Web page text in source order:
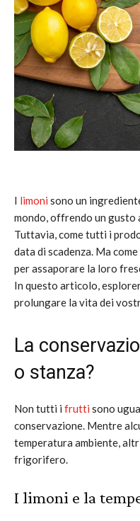
I limoni sono un
mondo, offrendo un gusto
Tuttavia, come tutti i
data di scadenza. Ma
per assaporare la loro
In questo articolo,
prolungare la vita dei
La
o stanza?
Non tutti i frutti sono
conservazione. Mentre
temperatura ambiente,
frigorifero.
I limoni e la